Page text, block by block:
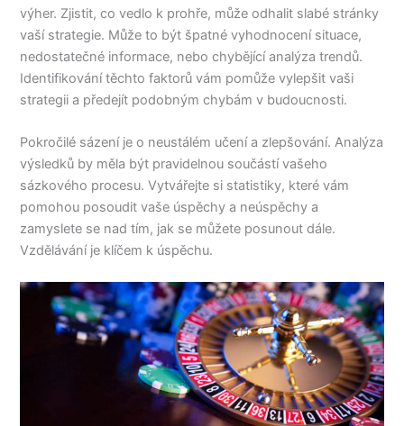
výher. Zjistit, co vedlo k prohře, může odhalit slabé stránky
vaší strategie. Může to být špatné vyhodnocení situace,
nedostatečné informace, nebo chybějící analýza trendů.
Identifikování těchto faktorů vám pomůže vylepšit vaši
strategii a předejít podobným chybám v budoucnosti.
Pokročilé sázení je o neustálém učení a zlepšování. Analýza
výsledků by měla být pravidelnou součástí vašeho
sázkového procesu. Vytvářejte si statistiky, které vám
pomohou posoudit vaše úspěchy a neúspěchy a
zamyslete se nad tím, jak se můžete posunout dále.
Vzdělávání je klíčem k úspěchu.